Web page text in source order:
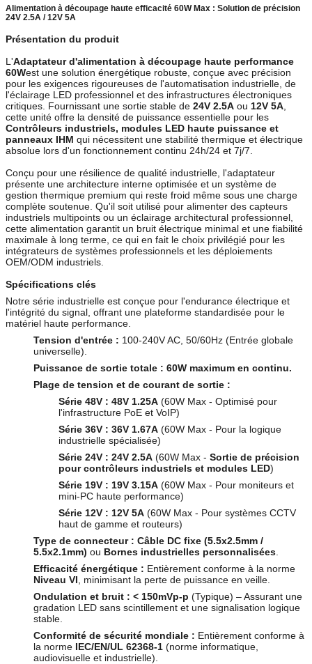
Alimentation à découpage haute efficacité 60W Max : Solution de précision
24V 2.5A / 12V 5A
Présentation du produit
L'Adaptateur d'alimentation à découpage haute performance
60West une solution énergétique robuste, conçue avec précision
pour les exigences rigoureuses de l'automatisation industrielle, de
l'éclairage LED professionnel et des infrastructures électroniques
critiques. Fournissant une sortie stable de 24V 2.5A ou 12V 5A
cette unité offre la densité de puissance essentielle pour les
Contrôleurs industriels, modules LED haute puissance et
panneaux IHM qui nécessitent une stabilité thermique et électrique
absolue lors d'un fonctionnement continu 24h/24 et 7j/7.
Conçu pour une résilience de qualité industrielle, l'adaptateur
présente une architecture interne optimisée et un système de
gestion thermique premium qui reste froid même sous une charge
complète soutenue. Qu'il soit utilisé pour alimenter des capteurs
industriels multipoints ou un éclairage architectural professionnel,
cette alimentation garantit un bruit électrique minimal et une fiabilité
maximale à long terme, ce qui en fait le choix privilégié pour les
intégrateurs de systèmes professionnels et les déploiements
OEM/ODM industriels.
Spécifications clés
Notre série industrielle est conçue pour l'endurance électrique et
l'intégrité du signal, offrant une plateforme standardisée pour le
matériel haute performance.
Tension d'entrée : 100-240V AC, 50/60Hz (Entrée globale
universelle).
Puissance de sortie totale : 60W maximum en continu.
Plage de tension et de courant de sortie :
Série 48V : 48V 1.25A (60W Max - Optimisé pour
l'infrastructure PoE et VoIP)
Série 36V : 36V 1.67A (60W Max - Pour la logique
industrielle spécialisée)
Série 24V : 24V 2.5A (60W Max - Sortie de précision
pour contrôleurs industriels et modules LED)
Série 19V : 19V 3.15A (60W Max - Pour moniteurs et
mini-PC haute performance)
Série 12V : 12V 5A (60W Max - Pour systèmes CCTV
haut de gamme et routeurs)
Type de connecteur : Câble DC fixe (5.5x2.5mm /
5.5x2.1mm) ou Bornes industrielles personnalisées
Efficacité énergétique : Entièrement conforme à la norme
Niveau VI , minimisant la perte de puissance en veille.
Ondulation et bruit : < 150mVp-p (Typique) – Assurant une
gradation LED sans scintillement et une signalisation logique
stable.
Conformité de sécurité mondiale : Entièrement conforme à
la norme IEC/EN/UL 62368-1 (norme informatique,
audiovisuelle et industrielle).